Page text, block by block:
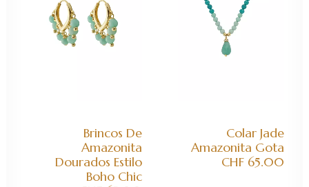
ADICIONAR AO CARRINHO
Brincos De
Amazonita
Dourados Estilo
Boho Chic
ADICIONAR AO CARRINHO
Colar Jade
Amazonita Gota
CHF 65.00